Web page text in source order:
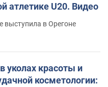
атлетике U20. Видео
выступила в Орегоне
уколах красоты и
косметологии: